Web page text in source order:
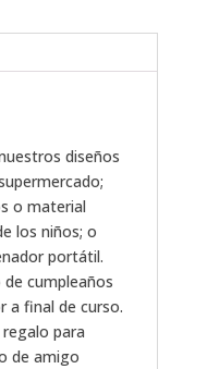
diseños
o material
los niños; o
portátil.
cumpleaños
a final de curso.
para
de amigo